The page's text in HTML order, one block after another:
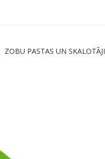
ZOBU PASTAS UN SKALOTĀJI